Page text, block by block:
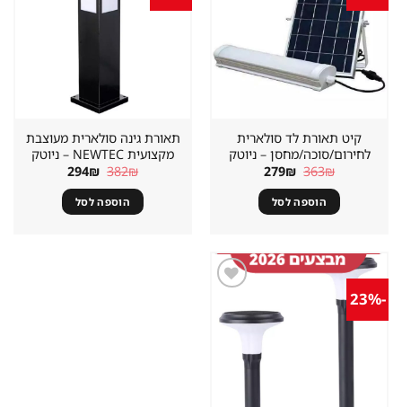
קיט תאורת לד סולארית
לחירום/סוכה/מחסן – ניוטק
363₪ המחיר
היה:
363₪.
279₪ המחיר
הוא:
279₪. הוספה לסל
תאורת גינה סולארית מעוצבת
מקצועית NEWTEC – ניוטק
382₪ המחיר
היה:
382₪.
294₪ המחיר
הוא:
294₪. הוספה לסל
-23%
מוצר
במועדפים